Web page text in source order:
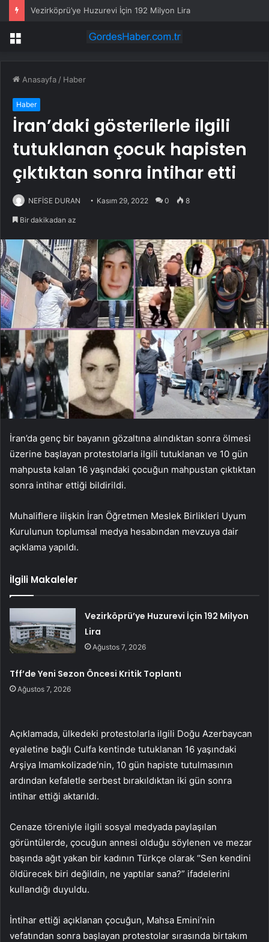
Vezirköprü’ye Huzurevi İçin 192 Milyon Lira
Menü
Anasayfa / Haber
Haber
İran’daki gösterilerle ilgili
tutuklanan çocuk hapisten
çıktıktan sonra intihar etti
NEFİSE DURAN Kasım 29, 2022 0 8
Bir dakikadan az
İran’da genç bir bayanın gözaltına alındıktan sonra ölmesi
üzerine başlayan protestolarla ilgili tutuklanan ve 10 gün
mahpusta kalan 16 yaşındaki çocuğun mahpustan çıktıktan
sonra intihar ettiği bildirildi.
Muhaliflere ilişkin İran Öğretmen Meslek Birlikleri Uyum
Kurulunun toplumsal medya hesabından mevzuya dair
açıklama yapıldı.
İlgili Makaleler
Vezirköprü’ye Huzurevi İçin 192 Milyon
Lira
Ağustos 7, 2026
Tff’de Yeni Sezon Öncesi Kritik Toplantı
Ağustos 7, 2026
Açıklamada, ülkedeki protestolarla ilgili Doğu Azerbaycan
eyaletine bağlı Culfa kentinde tutuklanan 16 yaşındaki
Arşiya Imamkolizade’nin, 10 gün hapiste tutulmasının
ardından kefaletle serbest bırakıldıktan iki gün sonra
intihar ettiği aktarıldı.
Cenaze töreniyle ilgili sosyal medyada paylaşılan
görüntülerde, çocuğun annesi olduğu söylenen ve mezar
başında ağıt yakan bir kadının Türkçe olarak “Sen kendini
öldürecek biri değildin, ne yaptılar sana?” ifadelerini
kullandığı duyuldu.
İntihar ettiği açıklanan çocuğun, Mahsa Emini’nin
vefatından sonra başlayan protestolar sırasında birtakım